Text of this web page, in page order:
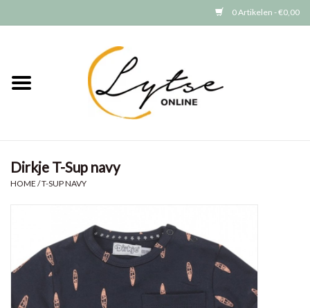
0 Artikelen - €0,00
Meisjes
GRATIS VERZENDEN (vanaf EUR
Dirkje T-Sup navy
HOME /T-SUP NAVY